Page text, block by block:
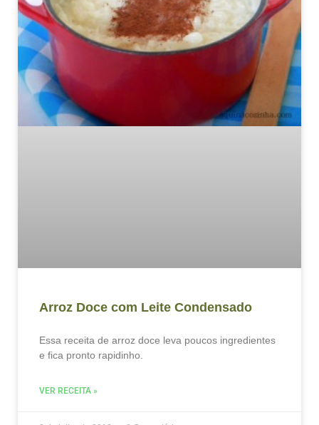
Arroz Doce com Leite Condensado
Essa receita de arroz doce leva poucos ingredientes
e fica pronto rapidinho.
VER RECEITA »